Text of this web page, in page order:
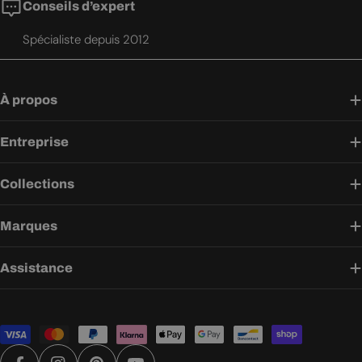
Conseils d’expert
Spécialiste depuis 2012
À propos
Entreprise
Collections
Marques
Assistance
Modes
de